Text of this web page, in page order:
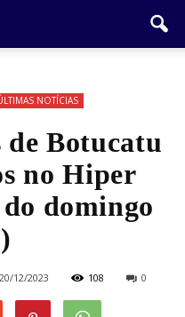
NOTÍCIAS
de Botucatu
no Hiper
domingo
20/12/2023 108 0